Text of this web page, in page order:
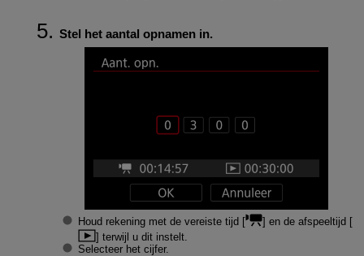
Stel het aantal opnamen in.
Houd rekening met de vereiste tijd [
] en de afspeeltijd [
] terwijl u dit instelt.
Selecteer het cijfer.